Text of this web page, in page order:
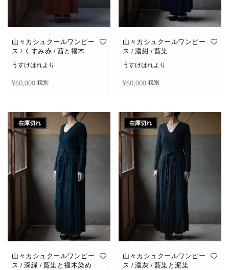
山々カシュクールワンピー
ス / くすみ赤 / 茜と福木
うすけはれより
¥60,000 税別
山々カシュクールワンピー
ス / 濃紺 / 藍染
うすけはれより
¥60,000 税別
在庫切れ
山々カシュクールワンピー
ス / 深緑 / 藍染と福木染め
在庫切れ
山々カシュクールワンピー
ス / 濃灰 / 藍染と泥染